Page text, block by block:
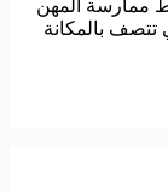
ممارسة المهن
تتصف بالمكانة